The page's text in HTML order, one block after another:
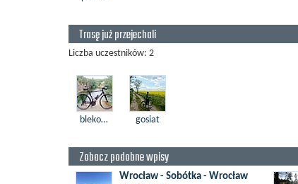
Trasę już przejechali
Liczba uczestników: 2
blekotnik gosiat
Zobacz podobne wpisy
Wrocław - Sobótka - Wrocław